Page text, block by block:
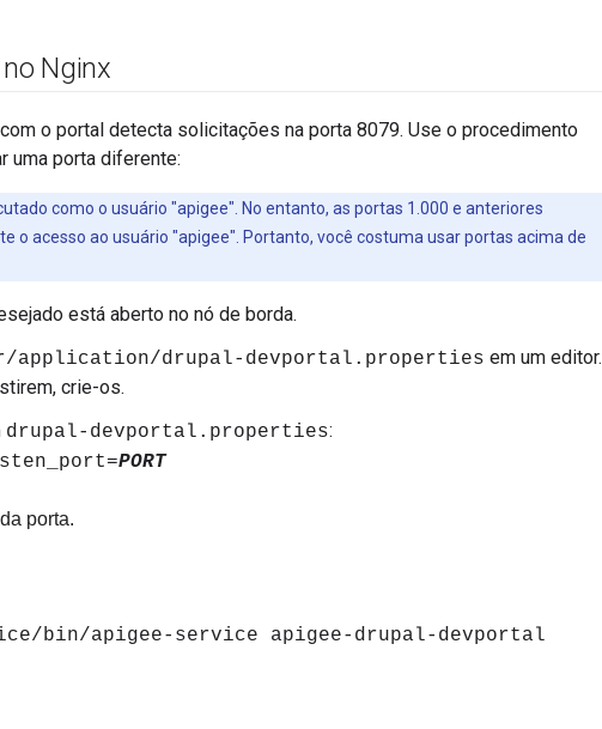
Nginx
o portal detecta solicitações na porta 8079. Use o procedimento
uma porta diferente:
como o usuário "apigee". No entanto, as portas 1.000 e anteriores
o acesso ao usuário "apigee". Portanto, você costuma usar portas acima de
está aberto no nó de borda.
application/drupal-devportal.properties em um editor.
crie-os.
drupal-devportal.properties:
PORT
porta.
bin/apigee-service apigee-drupal-devportal